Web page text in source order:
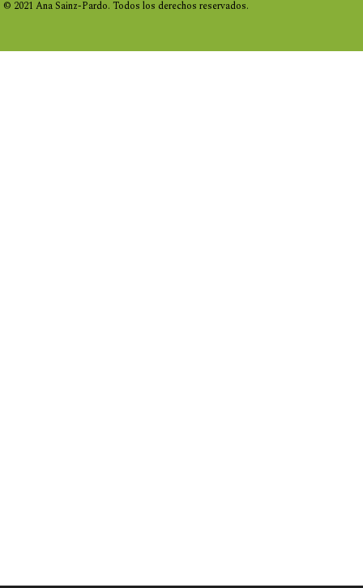
© 2021 Ana Sainz-Pardo. Todos los derechos reservados.